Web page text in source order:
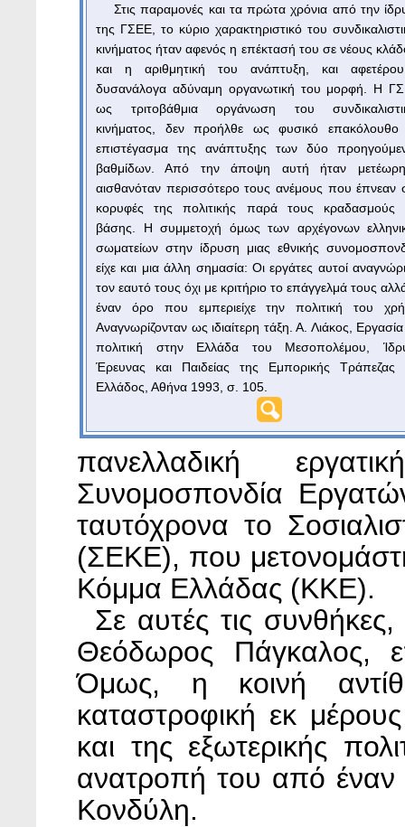
Στις παραμονές και τα πρώτα χρόνια από την
της ΓΣΕΕ, το κύριο χαρακτηριστικό του
κινήματος ήταν αφενός η επέκτασή του σε νέους
και η αριθμητική του ανάπτυξη, και
δυσανάλογα αδύναμη οργανωτική του μορφή. Η
ως τριτοβάθμια οργάνωση του
κινήματος, δεν προήλθε ως φυσικό επακόλουθο
επιστέγασμα της ανάπτυξης των δύο
βαθμίδων. Από την άποψη αυτή ήταν
αισθανόταν περισσότερο τους ανέμους που έπνεαν
κορυφές της πολιτικής παρά τους κραδασμούς
βάσης. Η συμμετοχή όμως των αρχέγονων
σωματείων στην ίδρυση μιας εθνικής
είχε και μια άλλη σημασία: Οι εργάτες αυτοί
τον εαυτό τους όχι με κριτήριο το επάγγελμά τους
έναν όρο που εμπεριείχε την πολιτική του
Αναγνωρίζονταν ως ιδιαίτερη τάξη. Α. Λιάκος, Εργασία
πολιτική στην Ελλάδα του Μεσοπολέμου,
Έρευνας και Παιδείας της Εμπορικής Τράπεζας
Ελλάδος, Αθήνα 1993, σ. 105.
πανελλαδική
Συνομοσπονδία
ταυτόχρονα το
(ΣΕΚΕ), που
Κόμμα Ελλάδας (ΚΚΕ).
Σε αυτές τις
Θεόδωρος Πάγκαλος,
Όμως, η κοινή
καταστροφική εκ
και της εξωτερικής
ανατροπή του από έναν
Κονδύλη.